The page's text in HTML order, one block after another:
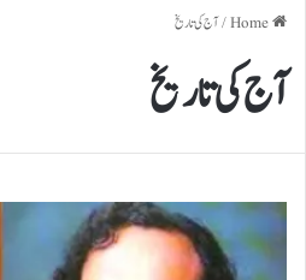
/آج کی تاریخ
آج کی تاریخ